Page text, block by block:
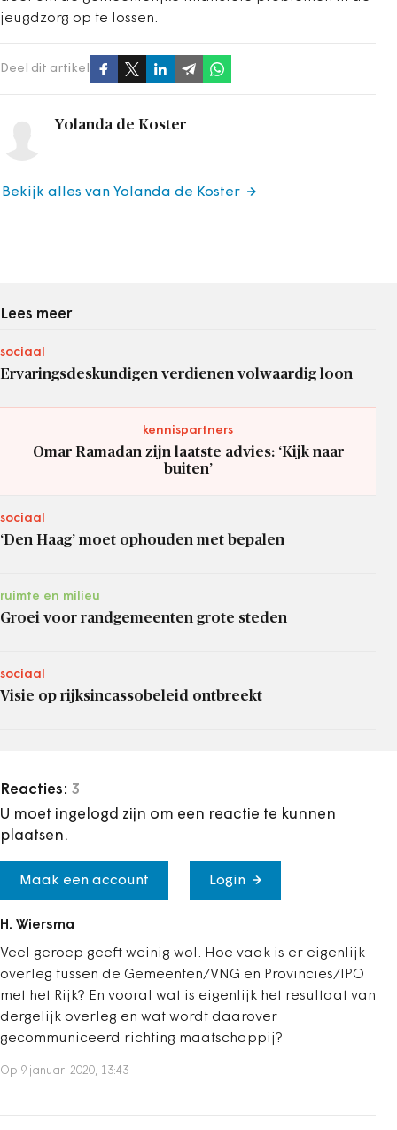
jeugdzorg op te lossen.
Deel dit artikel
Yolanda de Koster
Bekijk alles van Yolanda de Koster
Lees meer
sociaal
Ervaringsdeskundigen verdienen volwaardig loon
kennispartners
Omar Ramadan zijn laatste advies: ‘Kijk naar
buiten’
sociaal
‘Den Haag’ moet ophouden met bepalen
ruimte en milieu
Groei voor randgemeenten grote steden
sociaal
Visie op rijksincassobeleid ontbreekt
Reacties: 3
U moet ingelogd zijn om een reactie te kunnen
plaatsen.
Maak een account Login
H. Wiersma
Veel geroep geeft weinig wol. Hoe vaak is er eigenlijk
overleg tussen de Gemeenten/VNG en Provincies/IPO
met het Rijk? En vooral wat is eigenlijk het resultaat van
dergelijk overleg en wat wordt daarover
gecommuniceerd richting maatschappij?
Op 9 januari 2020, 13:43